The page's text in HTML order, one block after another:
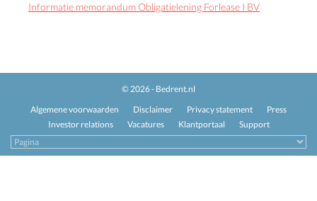
Informatie memorandum Obligatielening Forlease I BV
© 2026 - Bedrent.nl
Algemene voorwaarden
Disclaimer Privacy statement
Press
Investor relations
Vacatures Klantportaal Support